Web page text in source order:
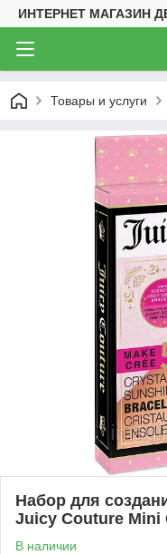
ИНТЕРНЕТ МАГАЗИН
Товары и услуги
Набор для
Juicy Couture Mini
В наличии